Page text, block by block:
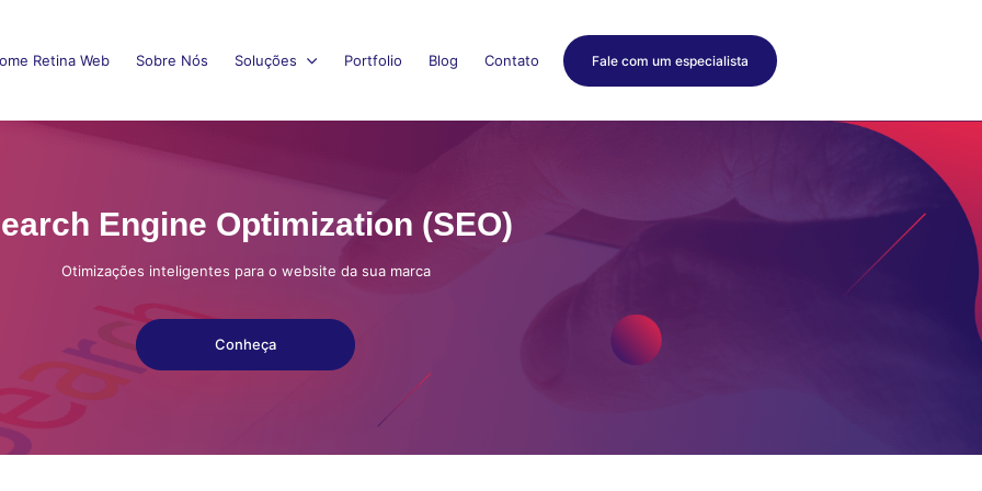
Retina Web Sobre Nós Soluções Portfolio Blog Contato Fale com um especialista
Engine Optimization (SEO)
Otimizações inteligentes para o website da sua marca
Conheça